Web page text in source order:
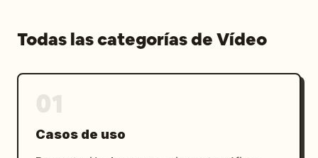
Todas las categorías de Vídeo
Casos de uso